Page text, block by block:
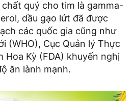
quý cho tim là gamma-
dầu gạo lứt đã được
các quốc gia cũng như
(WHO), Cục Quản lý Thực
Hoa Kỳ (FDA) khuyến nghị
ăn lành mạnh.